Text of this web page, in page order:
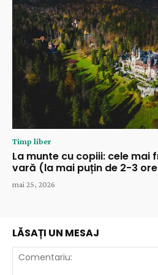
Timp liber
La munte cu copiii: cele mai
vară (la mai puțin de 2-3
mai 25, 2026
LĂSAȚI UN MESAJ